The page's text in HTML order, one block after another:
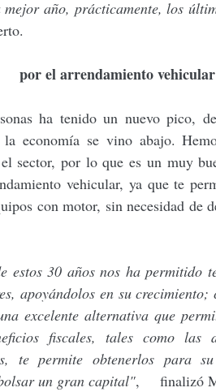
año, prácticamente, los
por el arrendamiento
ha tenido un nuevo pico,
economía se vino abajo.
sector, por lo que es un muy
vehicular, ya que te
con motor, sin necesidad de
estos 30 años nos ha permitido
apoyándolos en su crecimiento;
excelente alternativa que
fiscales, tales como las
te permite obtenerlos para
un gran capital",     finalizó